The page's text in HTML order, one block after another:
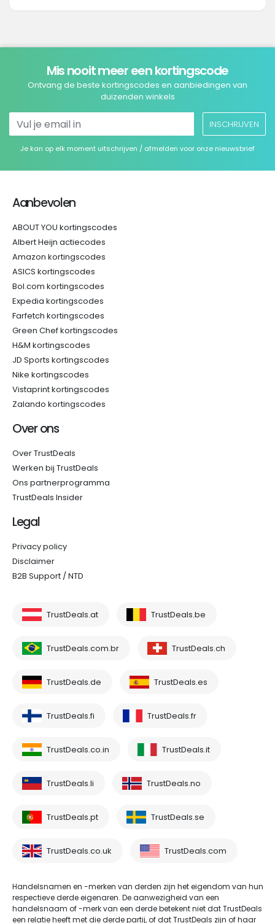
Mis nooit meer een kortingscode
Ontvang de beste kortingscodes en aanbiedingen van
duizenden winkels
INSCHRIJVEN
Je kan op elk moment uitschrijven / afmelden voor onze nieuwsbrief
Aanbevolen
ABOUT YOU kortingscodes
Albert Heijn actiecodes
Amazon kortingscodes
ASICS kortingscodes
Bol.com kortingscodes
Expedia kortingscodes
Farfetch kortingscodes
Green Chef kortingscodes
H&M kortingscodes
JD Sports kortingscodes
Nike kortingscodes
Vistaprint kortingscodes
Zalando kortingscodes
Over ons
Over TrustDeals
Werken bij TrustDeals
Ons partnerprogramma
TrustDeals Insider
Legal
Privacy policy
Disclaimer
B2B Support / NTD
TrustDeals.at TrustDeals.be
TrustDeals.com.br TrustDeals.ch
TrustDeals.de TrustDeals.es
TrustDeals.fi TrustDeals.fr
TrustDeals.co.in TrustDeals.it
TrustDeals.li TrustDeals.no
TrustDeals.pt TrustDeals.se
TrustDeals.co.uk TrustDeals.com
Handelsnamen en -merken van derden zijn het eigendom van hun
respectieve derde eigenaren. De aanwezigheid van een
handelsnaam of -merk van een derde betekent niet dat TrustDeals
een relatie heeft met die derde partij, of dat TrustDeals zijn of haar